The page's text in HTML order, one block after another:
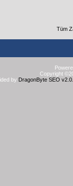
Tüm
Copyright
by DragonByte SEO